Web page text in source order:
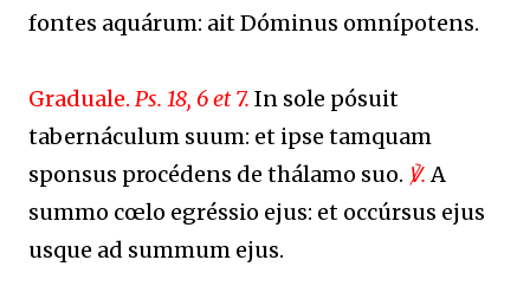
fontes aquárum: ait Dóminus omnípotens.
Graduale. Ps. 18, 6 et 7. In sole pósuit
tabernáculum suum: et ipse tamquam
sponsus procédens de thálamo suo. ℣.A
summo cœlo egréssio ejus: et occúrsus ejus
usque ad summum ejus.